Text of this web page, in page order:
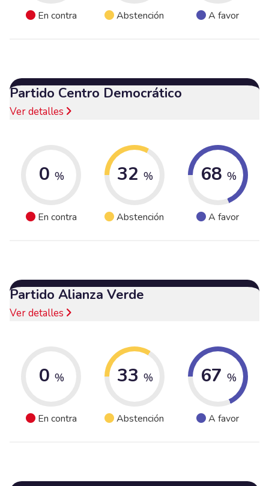
En contra Abstención A favor
Partido Centro Democrático
Ver detalles
0 %
En contra
32 %
Abstención
68 %
A favor
Partido Alianza Verde
Ver detalles
0 %
En contra
33 %
Abstención
67 %
A favor